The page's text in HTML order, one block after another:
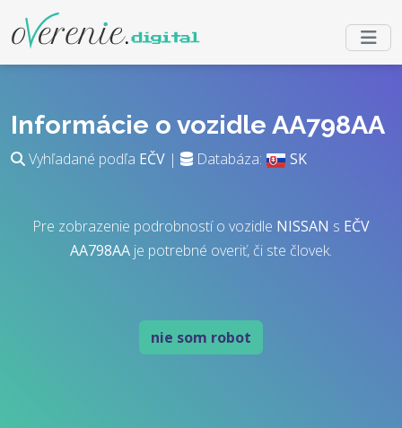
Informácie o vozidle AA798AA
Vyhľadané podľa EČV | Databáza: SK
Pre zobrazenie podrobností o vozidle NISSAN s EČV
AA798AA je potrebné overiť, či ste človek.
nie som robot